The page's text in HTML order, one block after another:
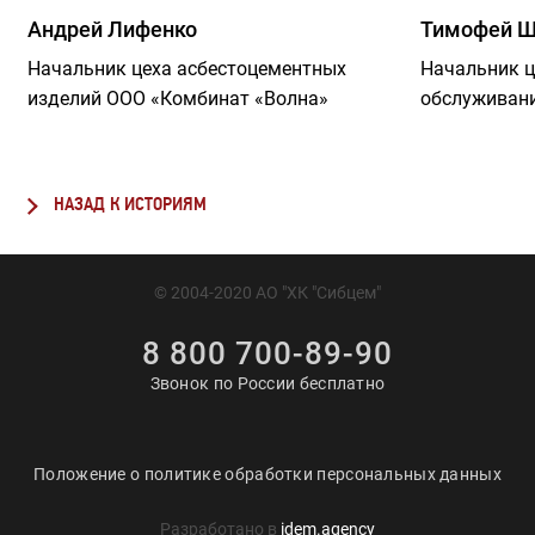
качественно и в срок, – отмечает начальник цеха
«Помол» АО «Искитимцемент» Владимир Булышев.
– Он – командный игрок, принимает участие в
заводских соревнованиях по волейболу, легкой
Андрей Лифенко
Начальник цеха асбестоцементных
изделий ООО «Комбинат «Волна»
Тимофей
Начальник
НАЗАД К ИСТОРИЯМ
© 2004-2020 АО "ХК "Сибцем"
8 800 700-89-90
Звонок по России бесплатно
Положение о политике обработки персональных данных
Разработано в idem.agency